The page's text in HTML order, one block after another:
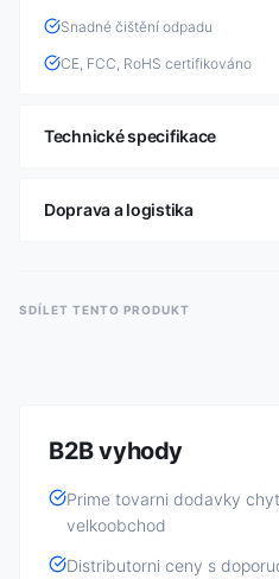
Snadné čištění odpadu
CE, FCC, RoHS certifikováno
Technické specifikace
Doprava a logistika
SDÍLET TENTO PRODUKT
B2B vyhody
Prime tovarni dodavky
velkoobchod
Distributorni ceny s